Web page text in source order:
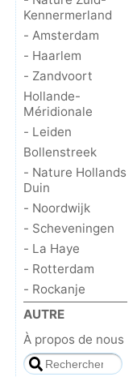
Kennermerland
- Amsterdam
- Haarlem
- Zandvoort
Hollande-
Méridionale
- Leiden
Bollenstreek
- Nature Hollands
Duin
- Noordwijk
- Scheveningen
- La Haye
- Rotterdam
- Rockanje
AUTRE
À propos de nous